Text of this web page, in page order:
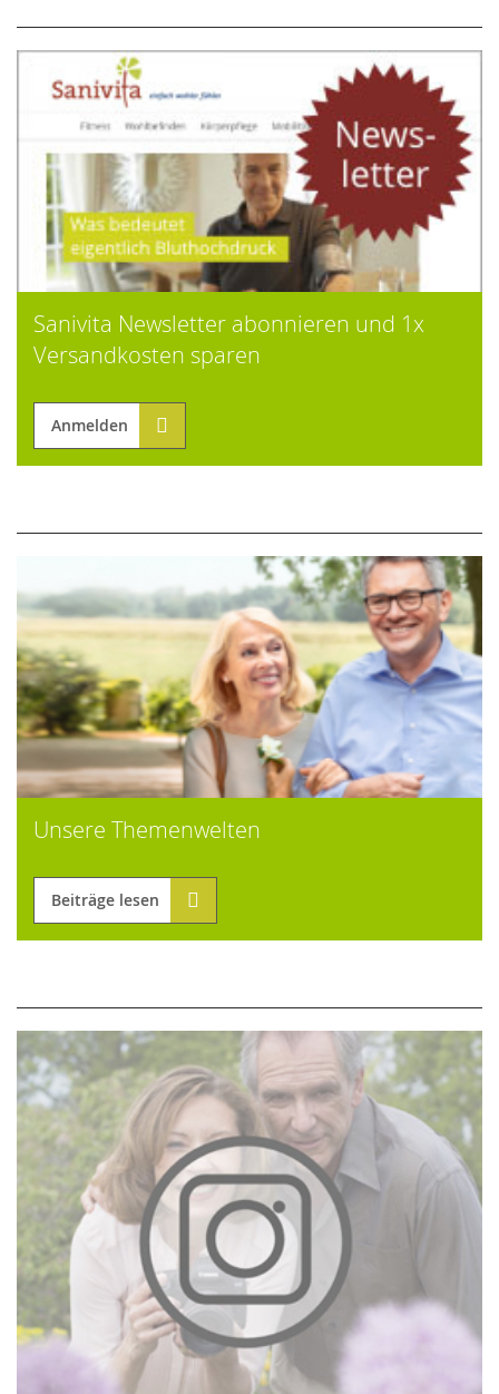
Sanivita Newsletter abonnieren und 1x
Versandkosten sparen
Anmelden
Unsere Themenwelten
Beiträge lesen